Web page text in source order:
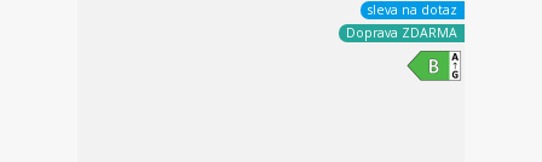
sleva na dotaz
Doprava ZDARMA